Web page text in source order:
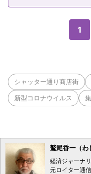
1
シャッター通り商店街
新型コロナウイルス
鷲尾香一（わ
経済ジャーナ
元ロイター通